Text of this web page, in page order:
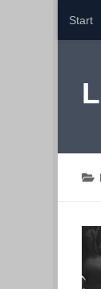
Start